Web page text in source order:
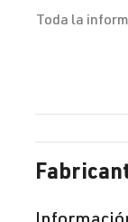
Toda la